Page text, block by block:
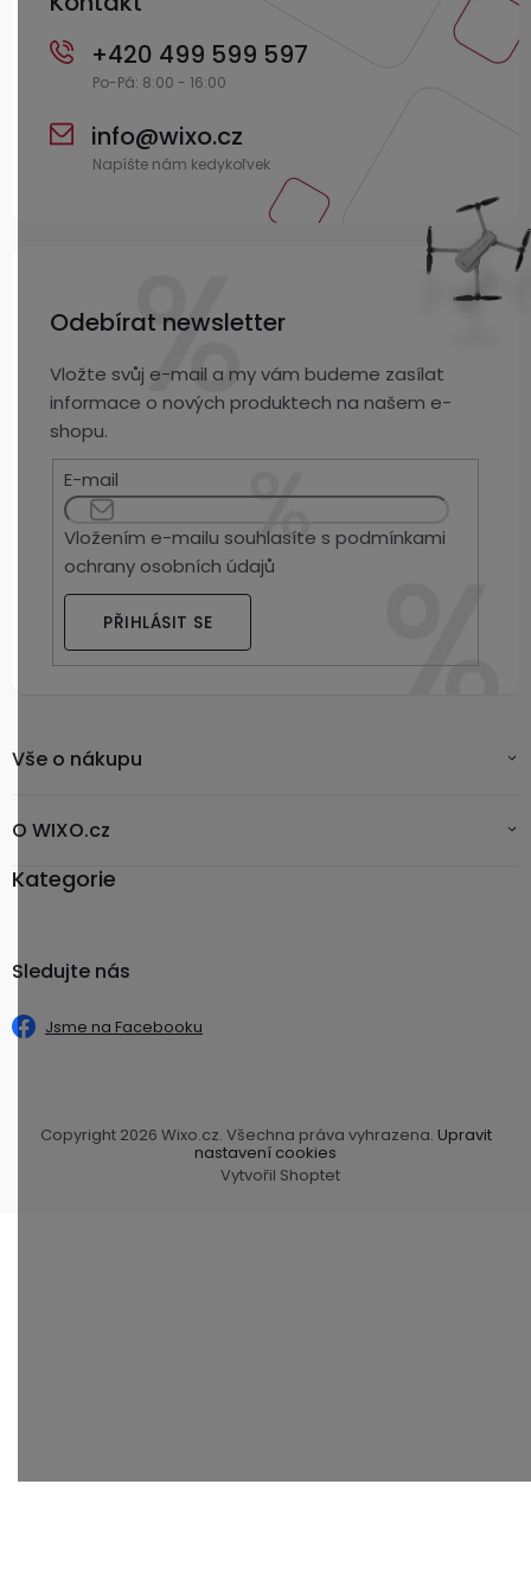
info@wixo.cz
+420 499 599 597
Odebírat newsletter
Vložte svůj e-mail a my vám budeme zasílat
informace o nových produktech na našem e-
shopu.
E-mail
Vložením e-mailu souhlasíte spodmínkami
ochrany osobních údajů
PŘIHLÁSIT SE
Vše o nákupu
O WIXO.cz
Kategorie
Sledujte nás
Jsme na Facebooku
Vytvořil Shoptet
Copyright 2026 Wixo.cz. Všechna práva vyhrazena. Upravit
nastavení cookies